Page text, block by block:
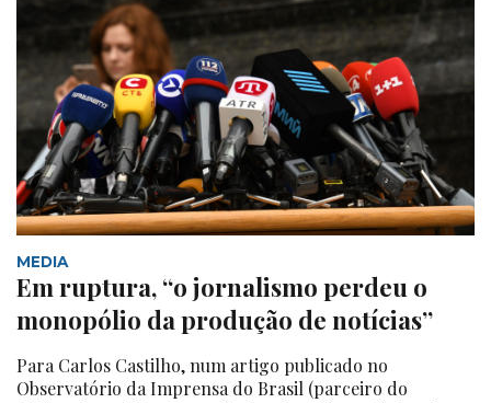
MEDIA
Em ruptura, “o jornalismo perdeu o
monopólio da produção de notícias”
Para Carlos Castilho, num artigo publicado no
Observatório da Imprensa do Brasil (parceiro do